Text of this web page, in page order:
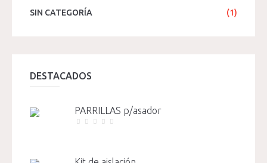
SIN CATEGORÍA
(1)
DESTACADOS
PARRILLAS p/asador